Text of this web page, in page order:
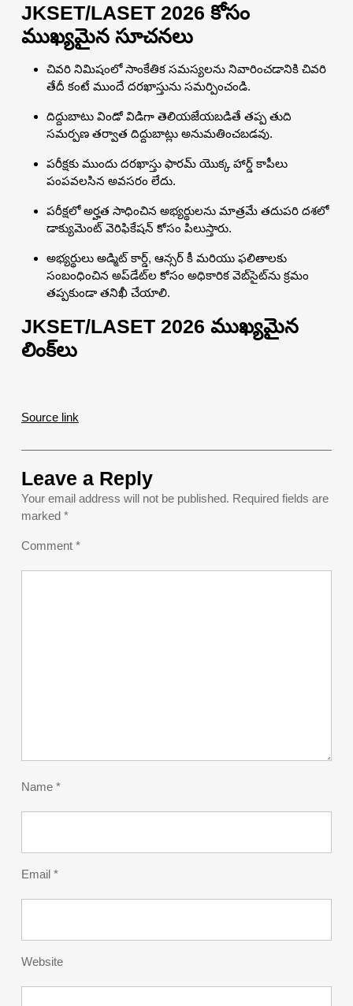
JKSET/LASET 2026 కోసం
ముఖ్యమైన సూచనలు
చివరి నిమిషంలో సాంకేతిక సమస్యలను నివారించడానికి చివరి
తేదీ కంటే ముందే దరఖాస్తును సమర్పించండి.
దిద్దుబాటు విండో విడిగా తెలియజేయబడితే తప్ప తుది
సమర్పణ తర్వాత దిద్దుబాట్లు అనుమతించబడవు.
పరీక్షకు ముందు దరఖాస్తు ఫారమ్ యొక్క హార్డ్ కాపీలు
పంపవలసిన అవసరం లేదు.
పరీక్షలో అర్హత సాధించిన అభ్యర్థులను మాత్రమే తదుపరి దశలో
డాక్యుమెంట్ వెరిఫికేషన్ కోసం పిలుస్తారు.
అభ్యర్థులు అడ్మిట్ కార్డ్, ఆన్సర్ కీ మరియు ఫలితాలకు
సంబంధించిన అప్‌డేట్‌ల కోసం అధికారిక వెబ్‌సైట్‌ను క్రమం
తప్పకుండా తనిఖీ చేయాలి.
JKSET/LASET 2026 ముఖ్యమైన
లింక్‌లు
Source link
Leave a Reply
Your email address will not be published. Required fields are
marked *
Comment *
Name *
Email *
Website